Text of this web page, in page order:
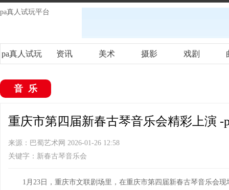
pa真人试玩平台
pa真人试玩 资讯 美术 摄影 戏剧
音乐
重庆市第四届新春古琴音乐会精彩上演 -
来源：巴蜀艺术网 2026-01-26 12:58
关键字：新春古琴音乐会
1月23日，重庆市文联剧场里，在重庆市第四届新春古琴音乐会